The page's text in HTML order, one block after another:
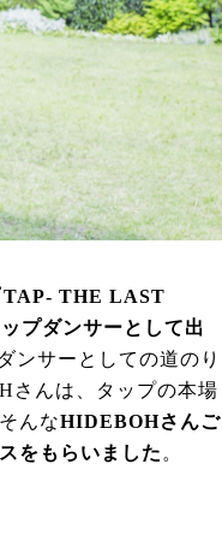
TAP- THE LAST
プダンサーとして出
ンサーとしての道のり
さんは、タップの本場
んなHIDEBOHさんご
をもらいました 。